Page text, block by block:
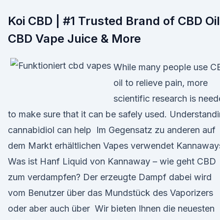
Koi CBD | #1 Trusted Brand of CBD
CBD Vape Juice & More
While many people use
oil to relieve pain, more
scientific research is
to make sure that it can be safely used.
cannabidiol can help Im Gegensatz zu anderen auf
dem Markt erhältlichen Vapes verwendet
Was ist Hanf Liquid von Kannaway – wie geht CBD
zum verdampfen? Der erzeugte Dampf dabei wird
vom Benutzer über das Mundstück des Vaporizers
oder aber auch über Wir bieten Ihnen die neuesten